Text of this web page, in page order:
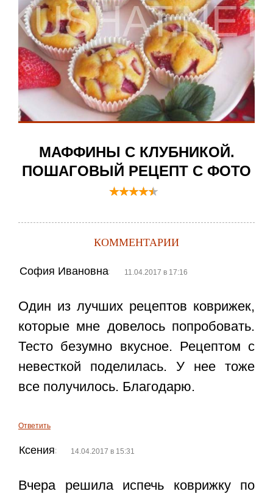
МАФФИНЫ С КЛУБНИКОЙ.
ПОШАГОВЫЙ РЕЦЕПТ С ФОТО
КОММЕНТАРИИ
София Ивановна: 11.04.2017 в 17:16
Один из лучших рецептов коврижек,
которые мне довелось попробовать.
Тесто безумно вкусное. Рецептом с
невесткой поделилась. У нее тоже
все получилось. Благодарю.
Ответить
Ксения: 14.04.2017 в 15:31
Вчера решила испечь коврижку по